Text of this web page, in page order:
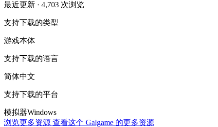
最近更新 · 4,703 次浏览
支持下载的类型
游戏本体
支持下载的语言
简体中文
支持下载的平台
模拟器Windows
浏览更多资源 查看这个 Galgame 的更多资源